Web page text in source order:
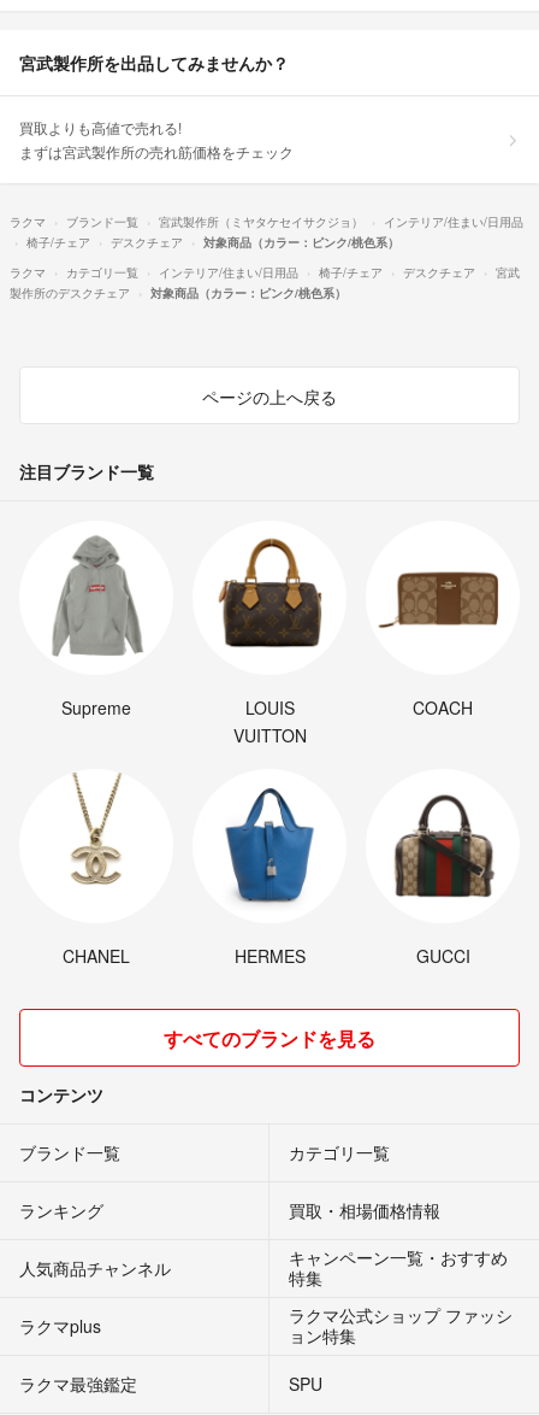
宮武製作所を出品してみませんか？
買取よりも高値で売れる!
まずは宮武製作所の売れ筋価格をチェック
ラクマ ブランド一覧 宮武製作所（ミヤタケセイサクジョ）
インテリア/住まい/日用品
椅子/チェア
デスクチェア
対象商品（カラー：ピンク/桃色系）
ラクマ
カテゴリ一覧 インテリア/住まい/日用品 椅子/チェア デスクチェア
宮武
製作所のデスクチェア
対象商品（カラー：ピンク/桃色系）
ページの上へ戻る
注目ブランド一覧
Supreme
LOUIS
VUITTON
COACH
CHANEL HERMES GUCCI
すべてのブランドを見る
コンテンツ
ブランド一覧 カテゴリ一覧
ランキング 買取・相場価格情報
人気商品チャンネル
キャンペーン一覧・おすすめ
特集
ラクマplus
ラクマ公式ショップ ファッシ
ョン特集
ラクマ最強鑑定
SPU